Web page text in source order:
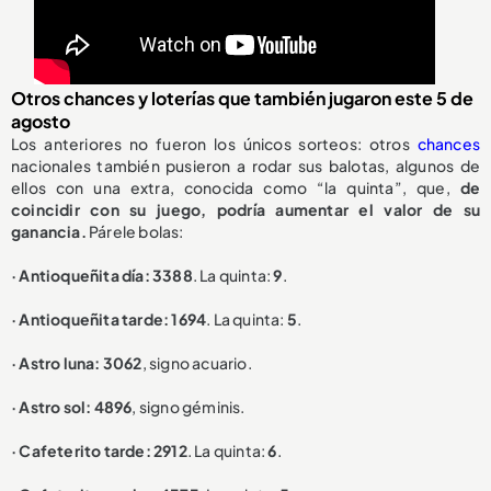
Otros chances y loterías que también jugaron este 5 de
agosto
Los anteriores no fueron los únicos sorteos: otros chances
nacionales también pusieron a rodar sus balotas, algunos de
ellos con una extra, conocida como “la quinta”, que, de
coincidir con su juego, podría aumentar el valor de su
ganancia. Párele bolas:
· Antioqueñita día: 3388. La quinta:9.
· Antioqueñita tarde: 1694. La quinta: 5.
· Astro luna: 3062, signo acuario.
· Astro sol: 4896, signo géminis.
· Cafeterito tarde: 2912. La quinta:6.